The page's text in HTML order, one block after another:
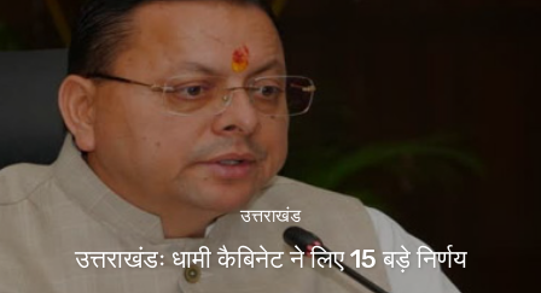
उत्तराखंड
उत्तराखंडः धामी कैबिनेट ने लिए 15 बड़े निर्णय